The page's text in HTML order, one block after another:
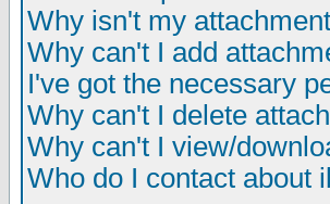
Why isn't my
Why can't I add
I've got the necessary
Why can't I delete
Why can't I view/
Who do I contact about